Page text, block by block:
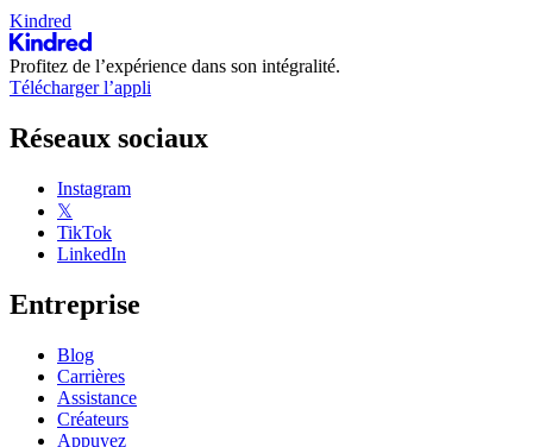
Kindred
Profitez de l’expérience dans son intégralité.
Télécharger l’appli
Réseaux sociaux
Instagram
𝕏
TikTok
LinkedIn
Entreprise
Blog
Carrières
Assistance
Créateurs
Appuyez